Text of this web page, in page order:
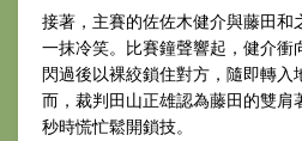
接著，主賽的佐佐木健介與藤田和
一抹冷笑。比賽鐘聲響起，健介
閃過後以裸絞鎖住對方，隨即轉入
而，裁判田山正雄認為藤田的雙肩
秒時慌忙鬆開鎖技。